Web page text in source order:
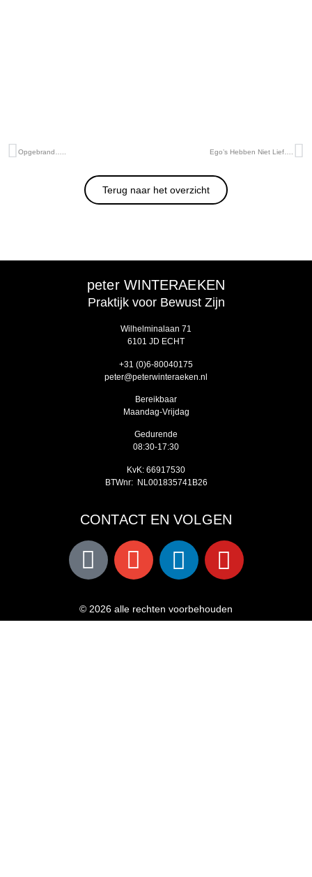
Opgebrand….. Ego’s Hebben Niet Lief….
Terug naar het overzicht
peter WINTERAEKEN
Praktijk voor Bewust Zijn
Wilhelminalaan 71
6101 JD ECHT
‭+31 (0)6-80040175‬
peter@peterwinteraeken.nl
Bereikbaar
Maandag-Vrijdag
Gedurende
08:30-17:30
KvK: 66917530
BTWnr: NL001835741B26
CONTACT EN VOLGEN
© 2026 alle rechten voorbehouden